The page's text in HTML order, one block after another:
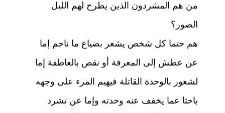
من هم المشردون الذين يطرح لهم الليل
الصور؟
هم حتما كل شخص يشعر بضياع ما ناجم إما
عن عطش إلى المعرفة أو نقص بالعاطفة إما
لشعور بالوحدة القاتلة فيهيم المرء على وجهه
باحثا عما يخفف عنه وحدته وإما عن تشرد